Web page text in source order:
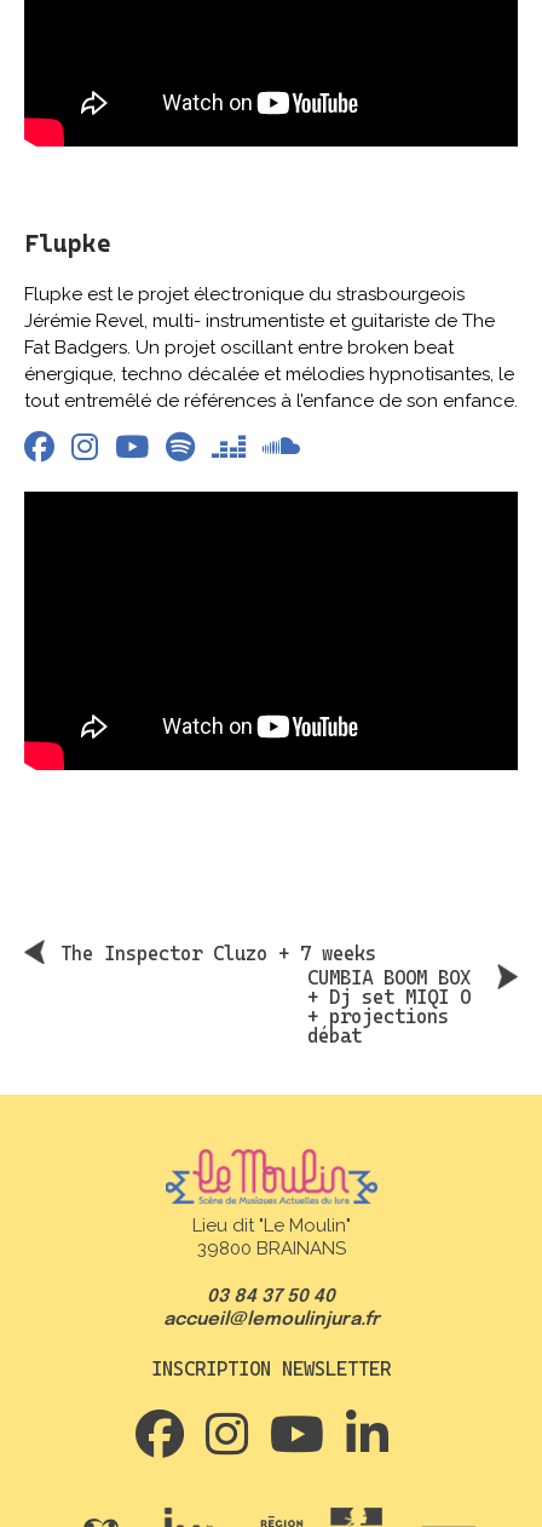
Flupke
Flupke est le projet électronique du strasbourgeois
Jérémie Revel, multi- instrumentiste et guitariste de The
Fat Badgers. Un projet oscillant entre broken beat
énergique, techno décalée et mélodies hypnotisantes, le
tout entremêlé de références à l’enfance de son enfance.
The Inspector Cluzo + 7 weeks
CUMBIA BOOM BOX
+ Dj set MIQI O
+ projections
débat
Lieu dit "Le Moulin"
39800 BRAINANS
03 84 37 50 40
accueil@lemoulinjura.fr
INSCRIPTION NEWSLETTER